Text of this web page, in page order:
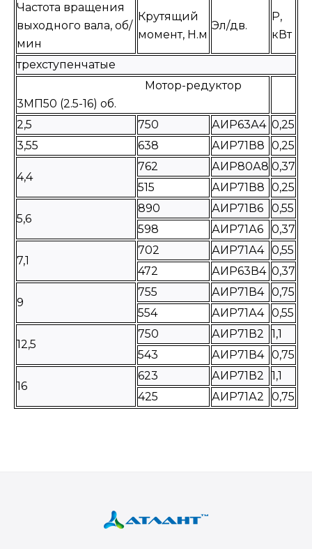
Частота вращения
выходного вала, об/
мин
Крутящий
момент, Н.м
Эл/дв.
P,
кВт
трехступенчатые
Мотор-редуктор
3МП50 (2.5-16) об.
2,5
750 АИР63А4 0,25
3,55
638 АИР71В8 0,25
4,4
762 АИР80А8 0,37
515
АИР71В8 0,25
5,6
890 АИР71В6
0,55
598
АИР71А6 0,37
7,1
702 АИР71А4 0,55
472
АИР63В4 0,37
9
755 АИР71В4 0,75
554
АИР71А4 0,55
12,5
750 АИР71В2
1,1
543
АИР71В4 0,75
16
623 АИР71В2
1,1
425
АИР71А2 0,75